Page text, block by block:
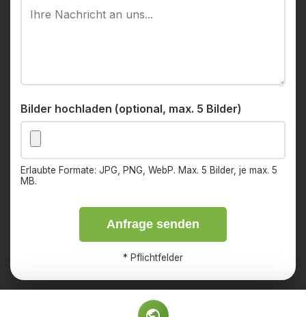
Bilder hochladen (optional, max. 5 Bilder)
Erlaubte Formate: JPG, PNG, WebP. Max. 5 Bilder, je max. 5
MB.
Anfrage senden
* Pflichtfelder